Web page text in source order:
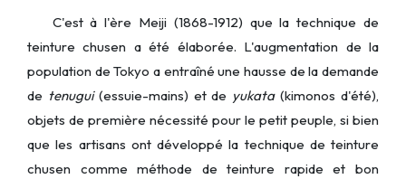
C'est à l'ère Meiji (1868-1912) que la technique de
teinture chusen a été élaborée. L'augmentation de la
population de Tokyo a entraîné une hausse de la demande
de tenugui(essuie-mains) et de yukata(kimonos d'été),
objets de première nécessité pour le petit peuple, si bien
que les artisans ont développé la technique de teinture
chusen comme méthode de teinture rapide et bon